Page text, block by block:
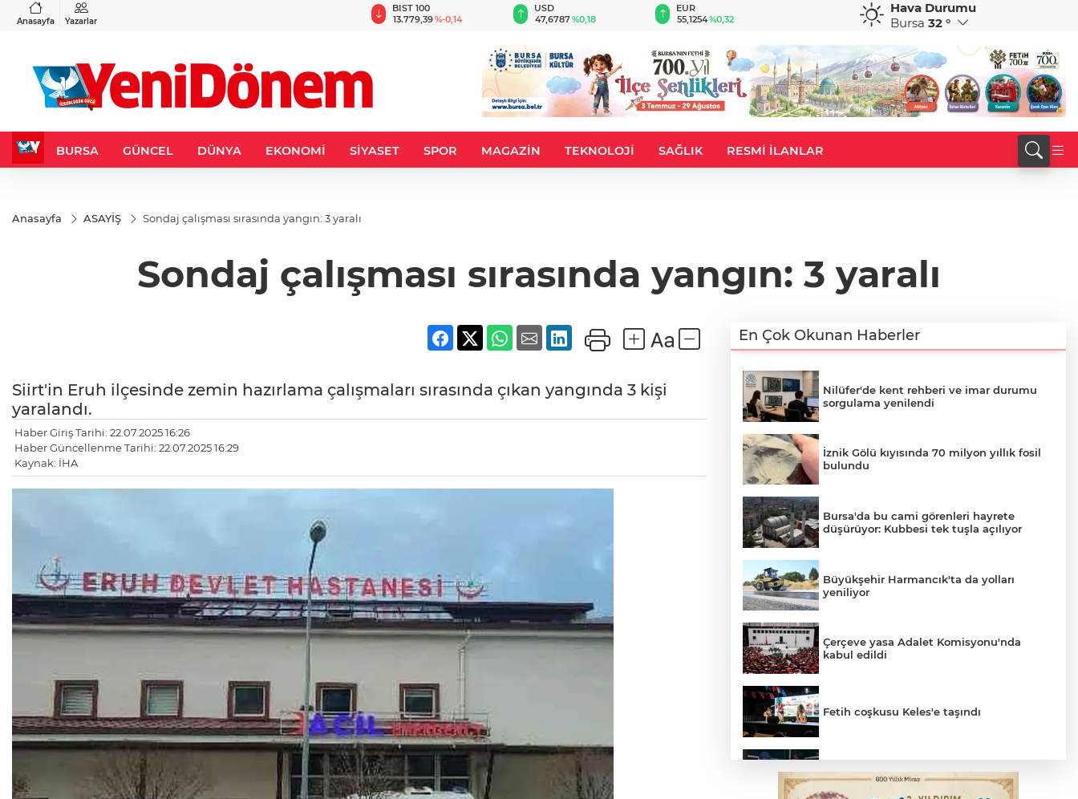
Anasayfa Yazarlar
%-0,22
BIST 100
13.779,39%-0,14
USD
47,6787%0,18
EUR
55,1254%0,32 %0,38
CHF
59,0083
Hava Durumu
Bursa 32 °
BURSA GÜNCEL DÜNYA EKONOMİ SİYASET SPOR MAGAZİN TEKNOLOJİ SAĞLIK RESMİ İLANLAR
Anasayfa ASAYİŞ Sondaj çalışması sırasında yangın: 3 yaralı
Sondaj çalışması sırasında yangın: 3 yaralı
Siirt'in Eruh ilçesinde zemin hazırlama çalışmaları sırasında çıkan yangında 3 kişi
yaralandı.
Haber Giriş Tarihi: 22.07.2025 16:26
Haber Güncellenme Tarihi: 22.07.2025 16:29
Kaynak: İHA
En Çok Okunan Haberler
Nilüfer'de kent rehberi ve imar durumu
sorgulama yenilendi
İznik Gölü kıyısında 70 milyon yıllık fosil
bulundu
Bursa'da bu cami görenleri hayrete
düşürüyor: Kubbesi tek tuşla açılıyor
Büyükşehir Harmancık'ta da yolları
yeniliyor
Çerçeve yasa Adalet Komisyonu'nda
kabul edildi
Fetih coşkusu Keles'e taşındı
kişi tutuklandı